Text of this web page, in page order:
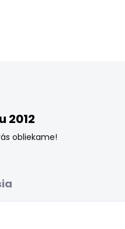
2012
obliekame!